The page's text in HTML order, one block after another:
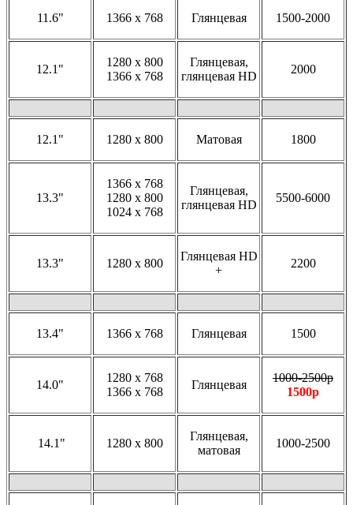
11.6" 1366 x 768 Глянцевая 1500-2000
12.1"
1280 x 800
1366 x 768
Глянцевая,
глянцевая HD
2000
12.1" 1280 x 800 Матовая 1800
13.3"
1366 x 768
1280 x 800
1024 x 768
Глянцевая,
глянцевая HD
5500-6000
13.3" 1280 x 800
Глянцевая HD
+
2200
13.4" 1366 x 768 Глянцевая 1500
14.0"
1280 x 768
1366 x 768
Глянцевая
1000-2500р
1500р
14.1" 1280 x 800
Глянцевая,
матовая
1000-2500